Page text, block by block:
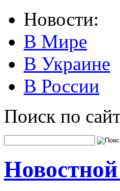
Новости:
В Мире
В Украине
В России
Поиск по